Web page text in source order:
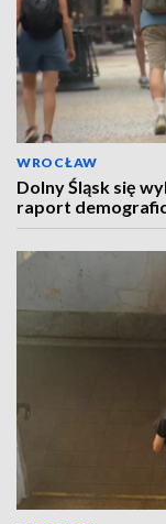
WROCŁAW
Dolny Śląsk się
raport